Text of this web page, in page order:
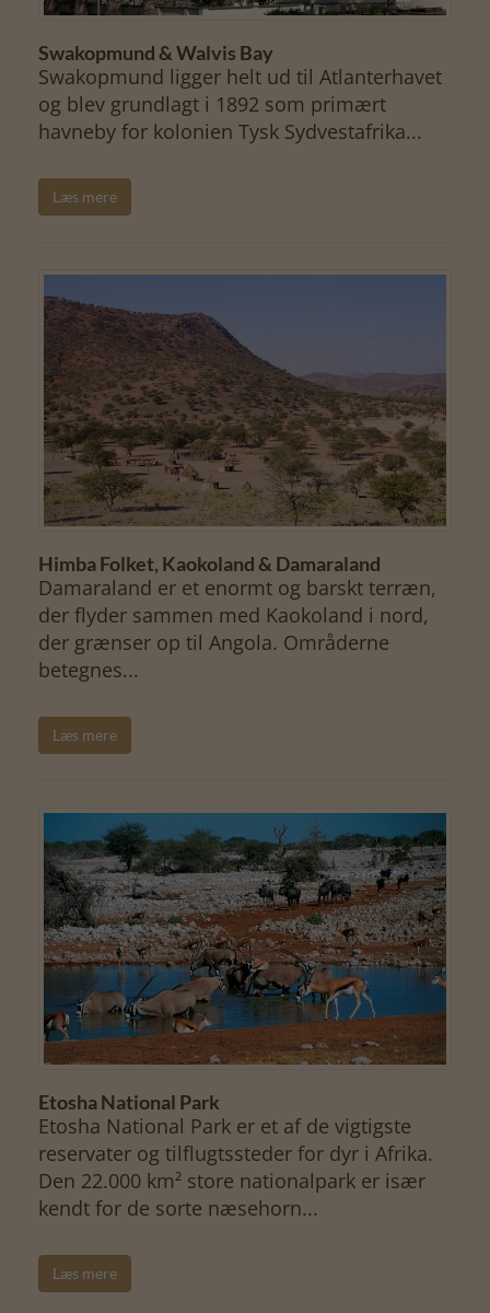
Swakopmund & Walvis Bay
Swakopmund ligger helt ud til Atlanterhavet
og blev grundlagt i 1892 som primært
havneby for kolonien Tysk Sydvestafrika...
Læs mere
Himba Folket, Kaokoland & Damaraland
Damaraland er et enormt og barskt terræn,
der flyder sammen med Kaokoland i nord,
der grænser op til Angola. Områderne
betegnes...
Læs mere
Etosha National Park
Etosha National Park er et af de vigtigste
reservater og tilflugtssteder for dyr i Afrika.
Den 22.000 km² store nationalpark er især
kendt for de sorte næsehorn...
Læs mere